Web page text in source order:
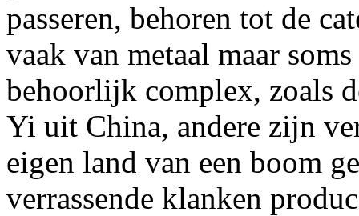
passeren, behoren tot de
vaak van metaal maar
behoorlijk complex, zoals
Yi uit China, andere zijn
eigen land van een boom
verrassende klanken